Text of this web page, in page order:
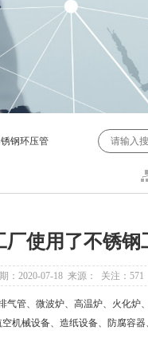
钢环压管
厂使用了不锈钢
：2020-07-18 来源： 关注： 571
气管、微波炉、高温炉、火化
机械设备、造纸设备、防腐容器